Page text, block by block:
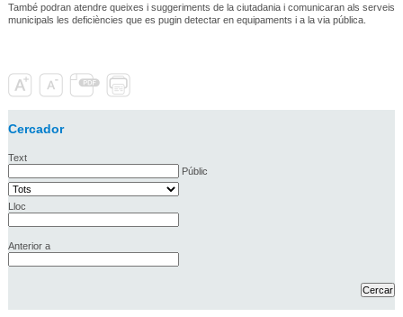
També podran atendre queixes i suggeriments de la ciutadania i comunicaran als serveis
municipals les deficiències que es pugin detectar en equipaments i a la via pública.
Cercador
Text
Públic
Lloc
Anterior a